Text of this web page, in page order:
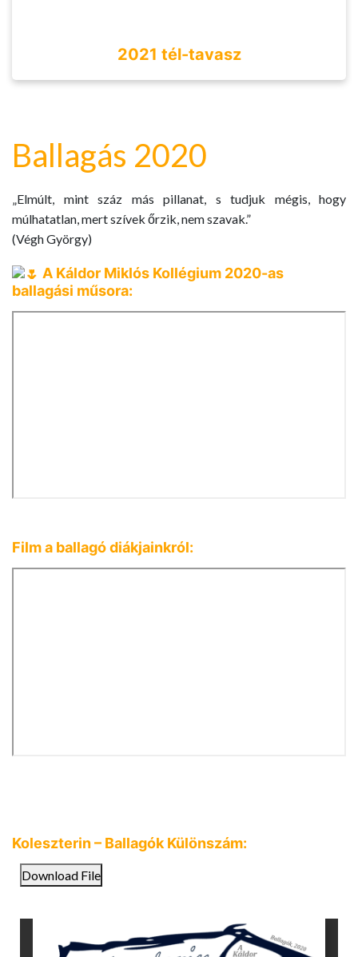
2021 tél-tavasz
Ballagás 2020
„Elmúlt, mint száz más pillanat, s tudjuk mégis, hogy
múlhatatlan, mert szívek őrzik, nem szavak.”
(Végh György)
A Káldor Miklós Kollégium 2020-as
ballagási műsora:
Film a ballagó diákjainkról:
Koleszterin – Ballagók Különszám:
Download File